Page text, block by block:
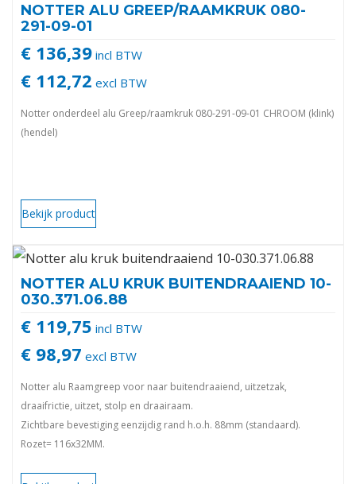
NOTTER ALU GREEP/RAAMKRUK 080-
291-09-01
€ 136,39 incl BTW
€ 112,72 excl BTW
Notter onderdeel alu Greep/raamkruk 080-291-09-01 CHROOM (klink)
(hendel)
Bekijk product
NOTTER ALU KRUK BUITENDRAAIEND 10-
030.371.06.88
€ 119,75 incl BTW
€ 98,97 excl BTW
Notter alu Raamgreep voor naar buitendraaiend, uitzetzak,
draaifrictie, uitzet, stolp en draairaam.
Zichtbare bevestiging eenzijdig rand h.o.h. 88mm (standaard).
Rozet= 116x32MM.